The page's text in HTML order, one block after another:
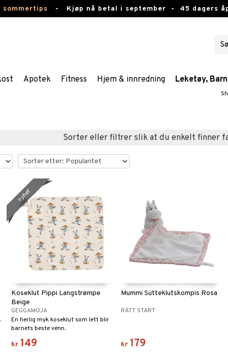
- Kjøp nå betal i september - 45 dagers
Apotek Fitness Hjem & innredning Leketøy,
Sorter eller filtrer slik at du enkelt finner
Koseklut Pippi Langstrømpe
Beige
GEGGAMOJA
En herlig myk koseklut som lett blir
barnets beste venn.
kr 149
nyhet
Mummi Sutteklutskompis Rosa
RÄTT START
kr 179